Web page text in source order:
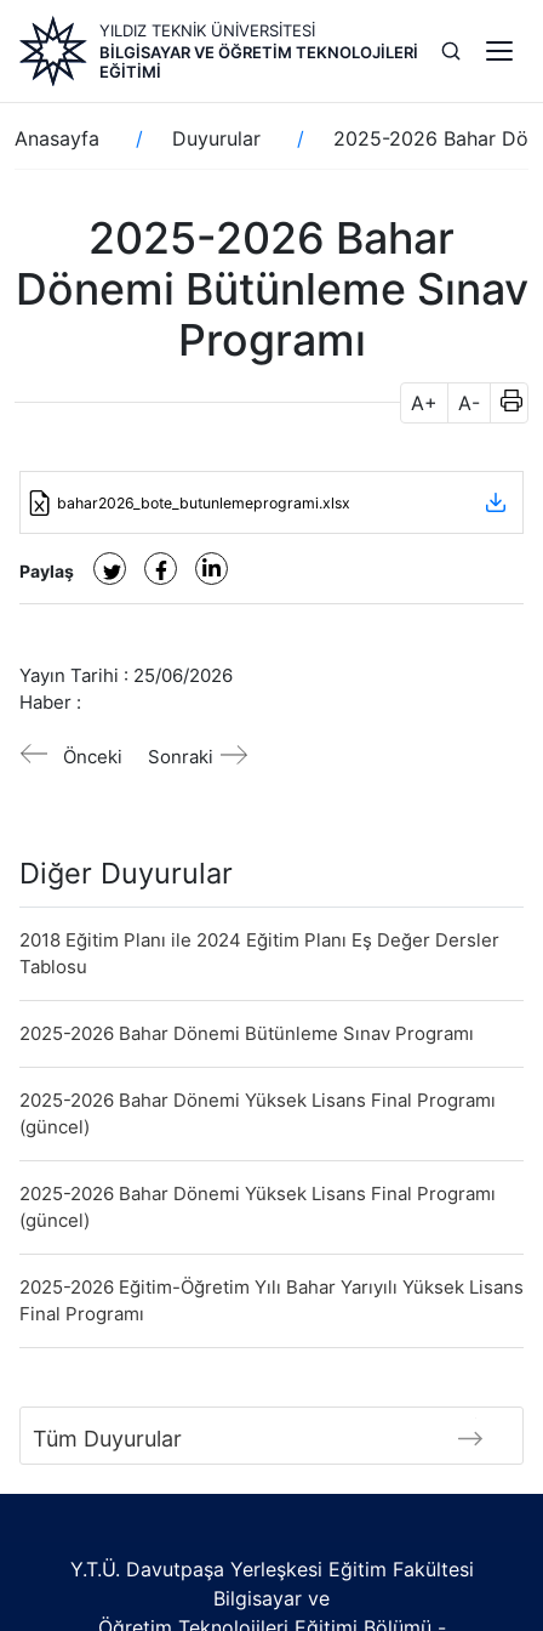
içeriğe
atla
YILDIZ TEKNİK ÜNİVERSİTESİ
BILGISAYAR VE ÖĞRETIM TEKNOLOJILERI
EĞITIMI
Sayfa
yolu
Anasayfa Duyurular 2025-2026 Bahar
2025-2026 Bahar
Dönemi Bütünleme Sınav
Programı
A+ A-
bahar2026_bote_butunlemeprogrami.xlsx
Paylaş
Yayın Tarihi : 25/06/2026
Haber :
Önceki Sonraki
Diğer Duyurular
2018 Eğitim Planı ile 2024 Eğitim Planı Eş Değer Dersler
Tablosu
2025-2026 Bahar Dönemi Bütünleme Sınav Programı
2025-2026 Bahar Dönemi Yüksek Lisans Final Programı
(güncel)
2025-2026 Bahar Dönemi Yüksek Lisans Final Programı
(güncel)
2025-2026 Eğitim-Öğretim Yılı Bahar Yarıyılı Yüksek Lisans
Final Programı
Tüm Duyurular
Y.T.Ü. Davutpaşa Yerleşkesi Eğitim Fakültesi
Bilgisayar ve